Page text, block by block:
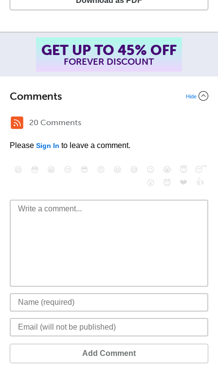
GET UP TO 45% OFF
FOREVER DISCOUNT
Comments Hide
20 Comments
Please Sign In to leave a comment.
😄 😳 😁 😒 😎 😠 😆 😅 😉 😭 😇
😴
😮
😈 ❤️ 👍
Add Comment